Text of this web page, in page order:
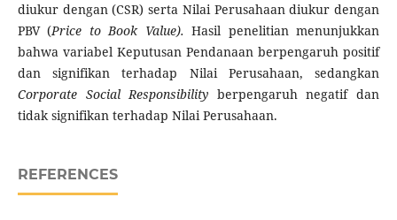
diukur dengan (CSR) serta Nilai Perusahaan diukur dengan
PBV (Price to Book Value). Hasil penelitian menunjukkan
bahwa variabel Keputusan Pendanaan berpengaruh positif
dan signifikan terhadap Nilai Perusahaan, sedangkan
Corporate Social Responsibility berpengaruh negatif dan
tidak signifikan terhadap Nilai Perusahaan.
REFERENCES